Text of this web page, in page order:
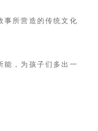
事所营造的传统文化
能，为孩子们多出一